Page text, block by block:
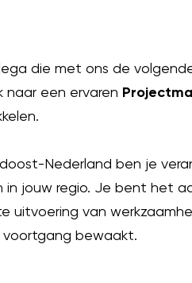
die met ons de
naar een ervaren
Nederland ben je
in jouw regio. Je bent het
uitvoering van
bewaakt.